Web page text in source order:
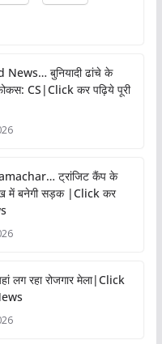
बुनियादी ढांचे के
CS|Click कर पढ़िये पूरी
ट्रांजिट कैंप के
में बनेगी सड़क |Click कर
लग रहा रोजगार मेला|Click